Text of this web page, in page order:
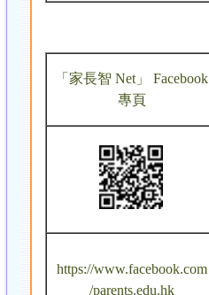
「家長智 Net」 Facebook
專頁
https://www.facebook.com
/parents.edu.hk